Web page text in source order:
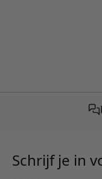
Schrijf je in